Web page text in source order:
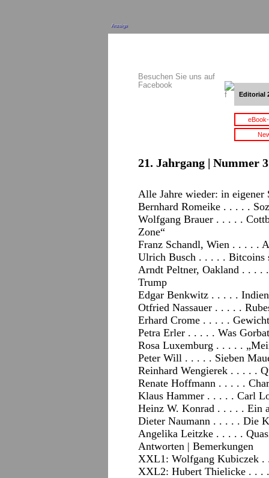
Anzeige
Besuchen Sie uns auf
Facebook
Editorial
21. Jahrgang | Nummer
Alle Jahre wieder: in eigener
Bernhard Romeike . . . . .
Wolfgang Brauer . . . . .
Zone“
Franz Schandl, Wien . . . . .
Ulrich Busch . . . . . Bitcoins
Arndt Peltner, Oakland . . . .
Trump
Edgar Benkwitz . . . . .
Otfried Nassauer . . . . .
Erhard Crome . . . . .
Petra Erler . . . . . Was
Rosa Luxemburg . . . . .
Peter Will . . . . . Sieben
Reinhard Wengierek . . . . .
Renate Hoffmann . . . . .
Klaus Hammer . . . . . Carl
Heinz W. Konrad . . . . . Ein
Dieter Naumann . . . . . Die
Angelika Leitzke . . . . .
Antworten | Bemerkungen
XXL1: Wolfgang Kubiczek .
XXL2: Hubert Thielicke . . .